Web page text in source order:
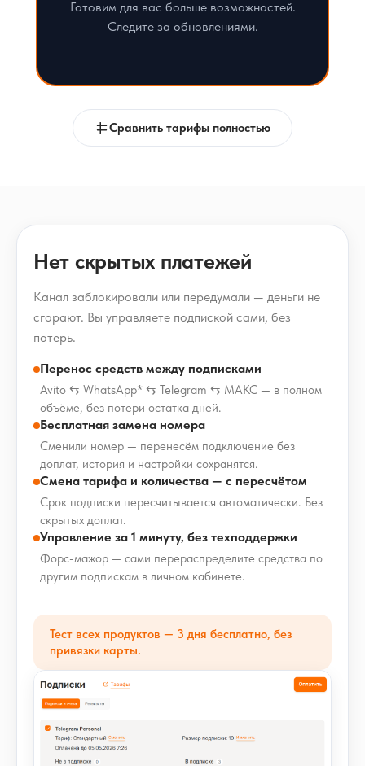
Готовим для вас больше возможностей.
Следите за обновлениями.
Сравнить тарифы полностью
Нет скрытых платежей
Канал заблокировали или передумали — деньги не
сгорают. Вы управляете подпиской сами, без
потерь.
Перенос средств между подписками
Avito ⇆ WhatsApp* ⇆ Telegram ⇆ МАКС — в полном
объёме, без потери остатка дней.
Бесплатная замена номера
Сменили номер — перенесём подключение без
доплат, история и настройки сохранятся.
Смена тарифа и количества — с пересчётом
Срок подписки пересчитывается автоматически. Без
скрытых доплат.
Управление за 1 минуту, без техподдержки
Форс-мажор — сами перераспределите средства по
другим подпискам в личном кабинете.
Тест всех продуктов — 3 дня бесплатно, без
привязки карты.